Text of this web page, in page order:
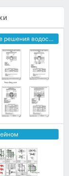
Технические решения водостоков